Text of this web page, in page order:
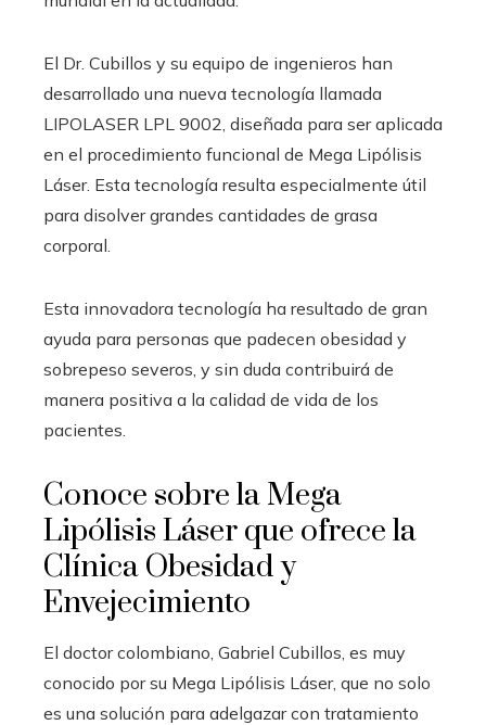
El Dr. Cubillos y su equipo de ingenieros han
desarrollado una nueva tecnología llamada
LIPOLASER LPL 9002, diseñada para ser aplicada
en el procedimiento funcional de Mega Lipólisis
Láser. Esta tecnología resulta especialmente útil
para disolver grandes cantidades de grasa
corporal.
Esta innovadora tecnología ha resultado de gran
ayuda para personas que padecen obesidad y
sobrepeso severos, y sin duda contribuirá de
manera positiva a la calidad de vida de los
pacientes.
Conoce sobre la Mega
Lipólisis Láser que ofrece la
Clínica Obesidad y
Envejecimiento
El doctor colombiano, Gabriel Cubillos, es muy
conocido por su Mega Lipólisis Láser, que no solo
es una solución para adelgazar con tratamiento